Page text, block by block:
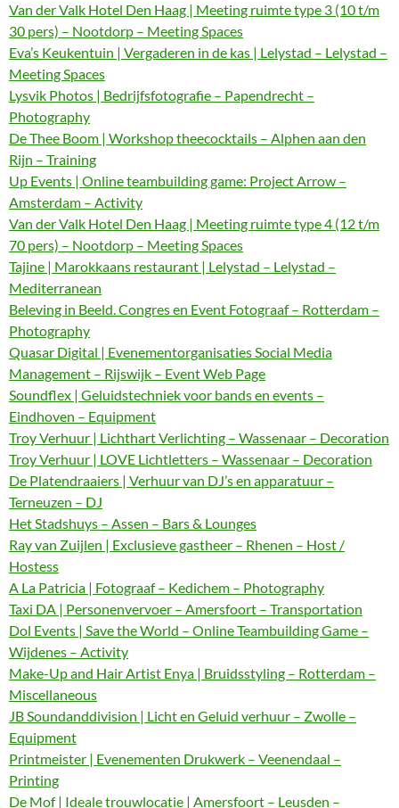
Van der Valk Hotel Den Haag | Meeting ruimte type 3 (10 t/m
30 pers) – Nootdorp – Meeting Spaces
Eva’s Keukentuin | Vergaderen in de kas | Lelystad – Lelystad –
Meeting Spaces
Lysvik Photos | Bedrijfsfotografie – Papendrecht –
Photography
De Thee Boom | Workshop theecocktails – Alphen aan den
Rijn – Training
Up Events | Online teambuilding game: Project Arrow –
Amsterdam – Activity
Van der Valk Hotel Den Haag | Meeting ruimte type 4 (12 t/m
70 pers) – Nootdorp – Meeting Spaces
Tajine | Marokkaans restaurant | Lelystad – Lelystad –
Mediterranean
Beleving in Beeld. Congres en Event Fotograaf – Rotterdam –
Photography
Quasar Digital | Evenementorganisaties Social Media
Management – Rijswijk – Event Web Page
Soundflex | Geluidstechniek voor bands en events –
Eindhoven – Equipment
Troy Verhuur | Lichthart Verlichting – Wassenaar – Decoration
Troy Verhuur | LOVE Lichtletters – Wassenaar – Decoration
De Platendraaiers | Verhuur van DJ’s en apparatuur –
Terneuzen – DJ
Het Stadshuys – Assen – Bars & Lounges
Ray van Zuijlen | Exclusieve gastheer – Rhenen – Host /
Hostess
A La Patricia | Fotograaf – Kedichem – Photography
Taxi DA | Personenvervoer – Amersfoort – Transportation
Dol Events | Save the World – Online Teambuilding Game –
Wijdenes – Activity
Make-Up and Hair Artist Enya | Bruidsstyling – Rotterdam –
Miscellaneous
JB Soundanddivision | Licht en Geluid verhuur – Zwolle –
Equipment
Printmeister | Evenementen Drukwerk – Veenendaal –
Printing
De Mof | Ideale trouwlocatie | Amersfoort – Leusden –